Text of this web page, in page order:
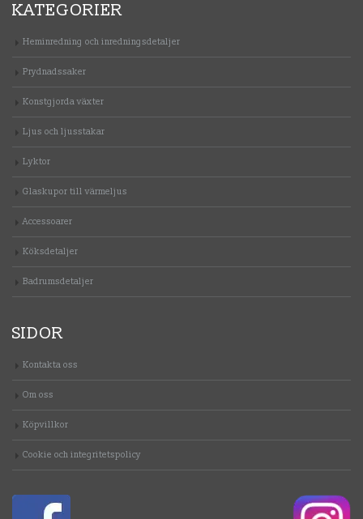
KATEGORIER
Heminredning och inredningsdetaljer
Prydnadssaker
Konstgjorda växter
Ljus och ljusstakar
Lyktor
Glaskupor till värmeljus
Accessoarer
Köksdetaljer
Badrumsdetaljer
SIDOR
Kontakta oss
Om oss
Köpvillkor
Cookie och integritetspolicy